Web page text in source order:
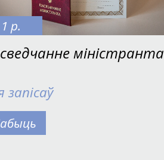
1 р.
міністранта
запісаў